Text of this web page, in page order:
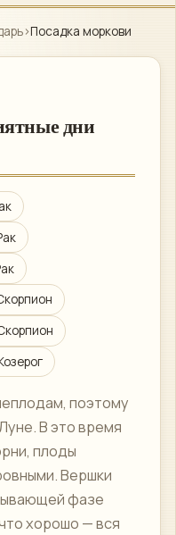
›Посадка моркови
дни
поэтому
В это время
плоды
Вершки
фазе
хорошо — вся